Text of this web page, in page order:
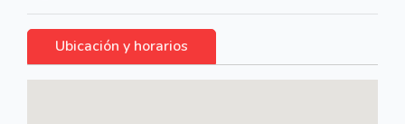
Ubicación y horarios